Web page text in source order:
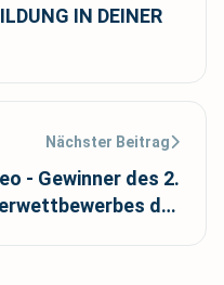
IN DEINER
Nächster Beitrag
- Gewinner des 2.
der